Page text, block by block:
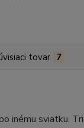
tovar 7
inému sviatku.